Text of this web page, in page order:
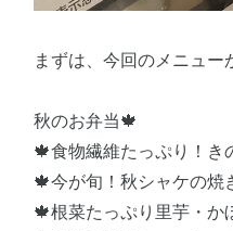
まずは、今回のメニュー
秋のお弁当🍁
🍁食物繊維たっぷり！き
🍁今が旬！秋シャケの焼
🍁根菜たっぷり里芋・か